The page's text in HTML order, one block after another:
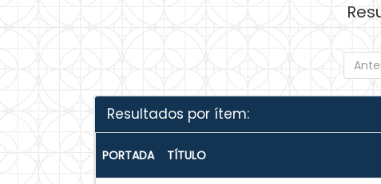
Resultados por ítem:
PORTADA TÍTULO